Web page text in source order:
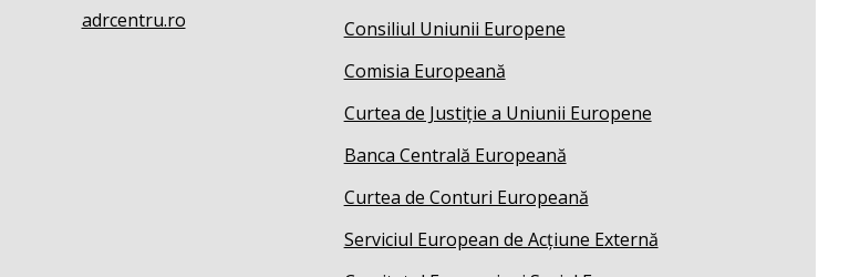
adrcentru.ro
Consiliul Uniunii Europene
Comisia Europeană
Curtea de Justiție a Uniunii Europene
Banca Centrală Europeană
Curtea de Conturi Europeană
Serviciul European de Acțiune Externă